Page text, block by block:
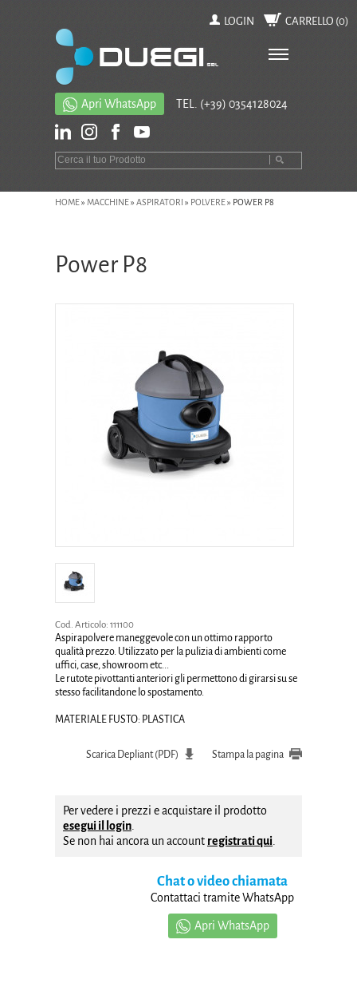
LOGIN CARRELLO (0)
Apri WhatsApp TEL. (+39) 0354128024
HOME» MACCHINE» ASPIRATORI » POLVERE» POWER P8
Power P8
Cod. Articolo: 111100
Aspirapolvere maneggevole con un ottimo rapporto
qualità prezzo. Utilizzato per la pulizia di ambienti come
uffici, case, showroom etc...
Le rutote pivottanti anteriori gli permettono di girarsi su se
stesso facilitandone lo spostamento.
MATERIALE FUSTO: PLASTICA
Scarica Depliant (PDF) Stampa la pagina
Per vedere i prezzi e acquistare il prodotto
esegui il login
Se non hai ancora un account registrati qui
Chat o video chiamata
Contattaci tramite WhatsApp
Apri WhatsApp